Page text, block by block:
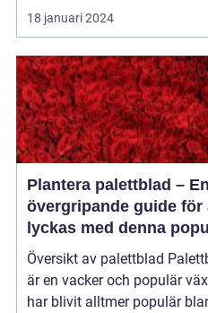
18 januari 2024
Plantera palettblad –
övergripande guide för
lyckas med denna
växt
Översikt av palettblad Palettblad
är en vacker och populär
har blivit alltmer populär